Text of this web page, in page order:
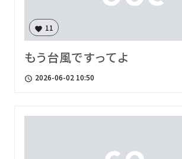
favorite 11
もう台風ですってよ
access_time 2026-06-02 10:50